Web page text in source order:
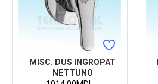
MISC. DUS INGROPAT
NETTUNO